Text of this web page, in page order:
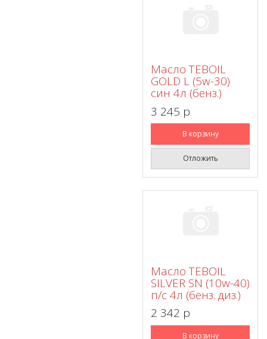
Масло TEBOIL
GOLD L (5w-30)
син 4л (бенз.)
3 245 p
В корзину
Отложить
Масло TEBOIL
SILVER SN (10w-40)
п/с 4л (бенз. диз.)
2 342 p
В корзину